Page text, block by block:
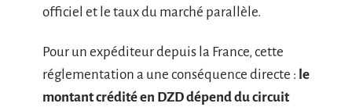
officiel et le taux du marché parallèle.
Pour un expéditeur depuis la France, cette
réglementation a une conséquence directe : le
montant crédité en DZD dépend du circuit